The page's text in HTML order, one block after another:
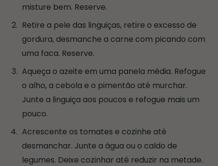
misture bem. Reserve.
Retire a pele das linguiças, retire o excesso de
gordura, desmanche a carne com picando com
uma faca. Reserve.
Aqueça o azeite em uma panela média. Refogue
o alho, a cebola e o pimentão até murchar.
Junte a linguiça aos poucos e refogue mais um
pouco.
Acrescente os tomates e cozinhe até
desmanchar. Junte a água ou o caldo de
legumes. Deixe cozinhar até reduzir na metade.